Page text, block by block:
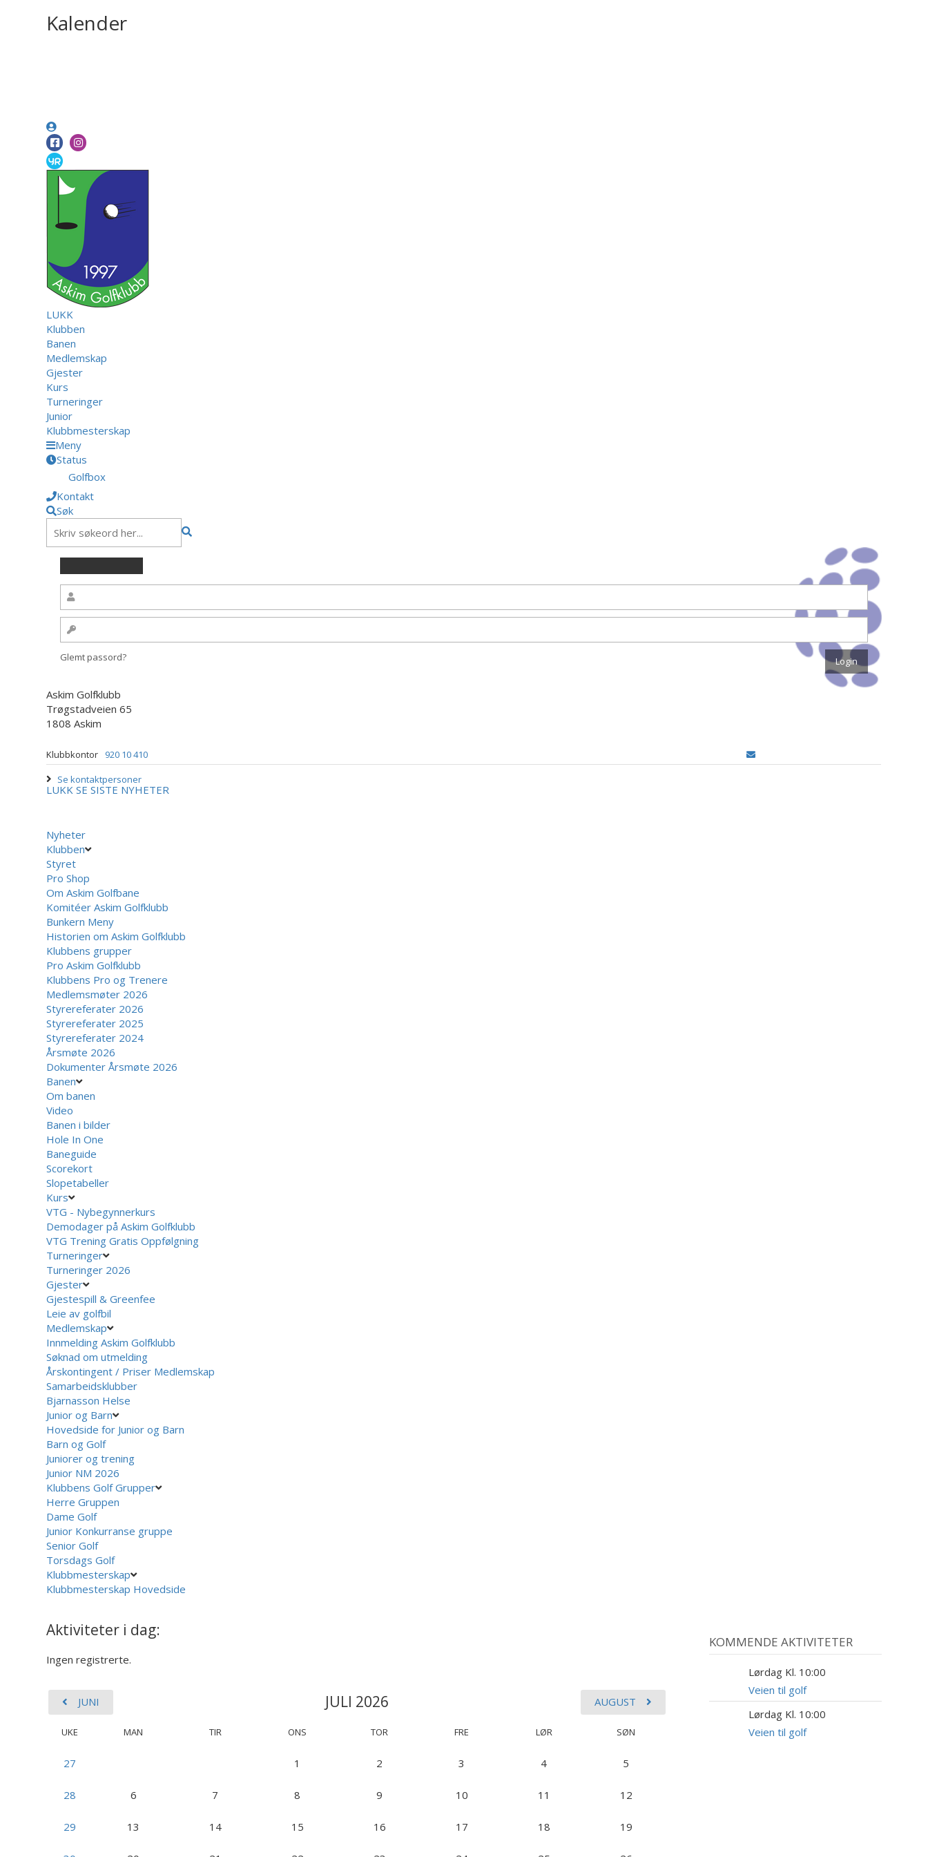
Kalender
LUKK
Klubben
Banen
Medlemskap
Gjester
Kurs
Turneringer
Junior
Klubbmesterskap
Meny
Status
Golfbox
Kontakt
Søk
Glemt passord?
Askim Golfklubb
Trøgstadveien 65
1808 Askim
Klubbkontor
920 10 410
Se kontaktpersoner
LUKK SE SISTE NYHETER
Nyheter
Klubben
Styret
Pro Shop
Om Askim Golfbane
Komitéer Askim Golfklubb
Bunkern Meny
Historien om Askim Golfklubb
Klubbens grupper
Pro Askim Golfklubb
Klubbens Pro og Trenere
Medlemsmøter 2026
Styrereferater 2026
Styrereferater 2025
Styrereferater 2024
Årsmøte 2026
Dokumenter Årsmøte 2026
Banen
Om banen
Video
Banen i bilder
Hole In One
Baneguide
Scorekort
Slopetabeller
Kurs
VTG - Nybegynnerkurs
Demodager på Askim Golfklubb
VTG Trening Gratis Oppfølgning
Turneringer
Turneringer 2026
Gjester
Gjestespill & Greenfee
Leie av golfbil
Medlemskap
Innmelding Askim Golfklubb
Søknad om utmelding
Årskontingent / Priser Medlemskap
Samarbeidsklubber
Bjarnasson Helse
Junior og Barn
Hovedside for Junior og Barn
Barn og Golf
Juniorer og trening
Junior NM 2026
Klubbens Golf Grupper
Herre Gruppen
Dame Golf
Junior Konkurranse gruppe
Senior Golf
Torsdags Golf
Klubbmesterskap
Klubbmesterskap Hovedside
Aktiviteter i dag:
Ingen registrerte.
JUNI AUGUST
JULI 2026
UKE MAN TIR ONS TOR FRE LØR SØN
27 1 2 3 4 5
28 6 7 8 9 10 11 12
29 13 14 15 16 17 18 19
KOMMENDE AKTIVITETER
Lørdag Kl. 10:00
Veien til golf
Lørdag Kl. 10:00
Veien til golf